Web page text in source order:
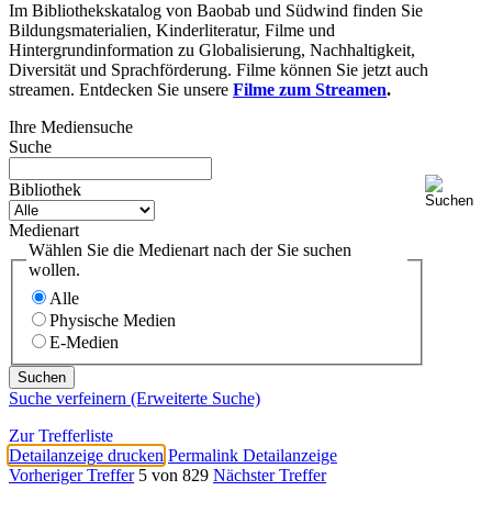
Im Bibliothekskatalog von Baobab und Südwind finden Sie
Bildungsmaterialien, Kinderliteratur, Filme und
Hintergrundinformation zu Globalisierung, Nachhaltigkeit,
Diversität und Sprachförderung. Filme können Sie jetzt auch
streamen. Entdecken Sie unsere Filme zum Streamen.
Ihre Mediensuche
Suche
Bibliothek
Medienart
Wählen Sie die Medienart nach der Sie suchen
wollen.
Alle
Physische Medien
E-Medien
Suche verfeinern (Erweiterte Suche)
Zur Trefferliste
Detailanzeige drucken Permalink Detailanzeige
Vorheriger Treffer 5 von 829 Nächster Treffer